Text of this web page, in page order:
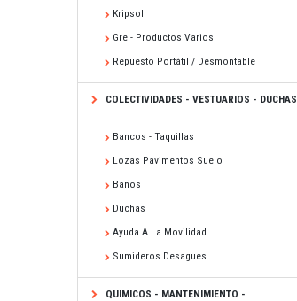
Kripsol
Gre - Productos Varios
Repuesto Portátil / Desmontable
COLECTIVIDADES - VESTUARIOS - DUCHAS
Bancos - Taquillas
Lozas Pavimentos Suelo
Baños
Duchas
Ayuda A La Movilidad
Sumideros Desagues
QUIMICOS - MANTENIMIENTO -